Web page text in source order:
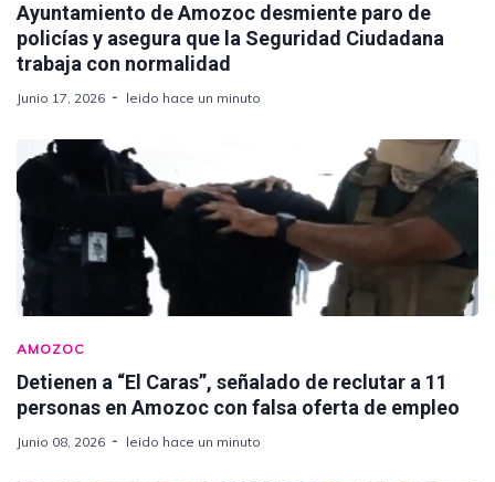
Ayuntamiento de Amozoc desmiente paro de
policías y asegura que la Seguridad Ciudadana
trabaja con normalidad
Junio 17, 2026 leido hace un minuto
AMOZOC
Detienen a “El Caras”, señalado de reclutar a 11
personas en Amozoc con falsa oferta de empleo
Junio 08, 2026 leido hace un minuto